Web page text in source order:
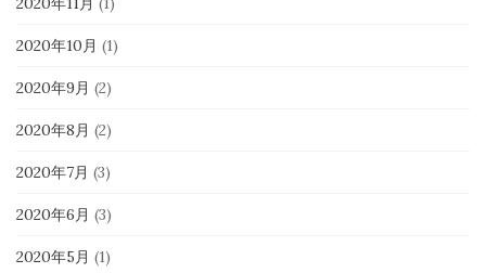
2020年10月 (1)
2020年9月 (2)
2020年8月 (2)
2020年7月 (3)
2020年6月 (3)
2020年5月 (1)